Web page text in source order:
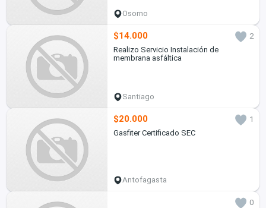
Osorno
$14.000
2
Realizo Servicio Instalación de
membrana asfáltica
Santiago
$20.000
1
Gasfiter Certificado SEC
Antofagasta
0